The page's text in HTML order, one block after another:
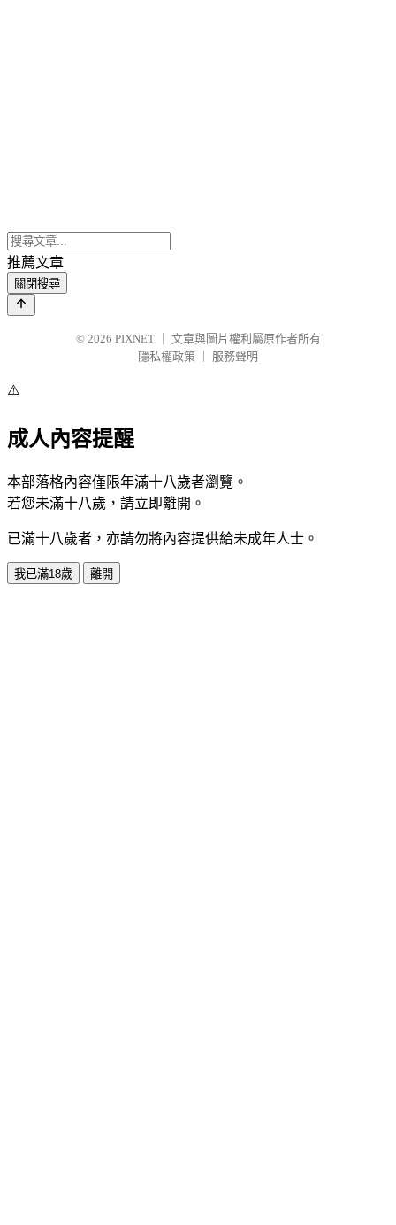
推薦文章
關閉搜尋
© 2026 PIXNET
文章與圖片權利屬原作者所有
隱私權政策
服務聲明
⚠️
成人內容提醒
本部落格內容僅限年滿十八歲者瀏覽。
若您未滿十八歲，請立即離開。
已滿十八歲者，亦請勿將內容提供給未成年人士。
我已滿18歲 離開